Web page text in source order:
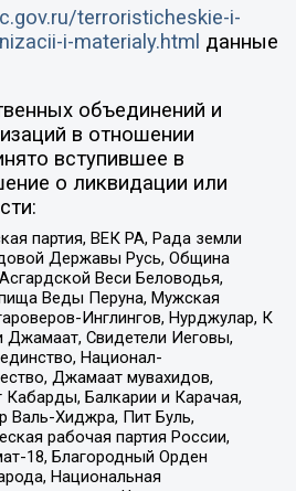
terroristicheskie-i-
i-materialy.html данные
объединений и
в отношении
вступившее в
о ликвидации или
партия, ВЕК РА, Рада земли
Державы Русь, Община
Веси Беловодья,
Веды Перуна, Мужская
Инглингов, Нурджулар, К
Джамаат, Свидетели Иеговы,
Национал-
Джамаат мувахидов,
Балкарии и Карачая,
Валь-Хиджра, Пит Буль,
рабочая партия России,
18, Благородный Орден
Национальная